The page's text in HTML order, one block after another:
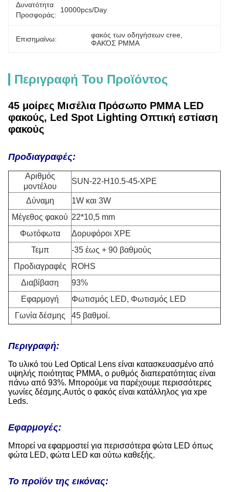
Δυνατότητα
Προσφοράς:
10000pcs/day
Επισημαίνω: φακός των οδηγήσεων cree
ΦΑΚΌΣ PMMA
Περιγραφή Του Προϊόντος
45 μοίρες Μισέλια Πρόσωπο PMMA LED
φακούς, Led Spot Lighting Οπτική εστίαση
φακούς
Προδιαγραφές:
Αριθμός
μοντέλου
SUN-22-H10.5-45-XPE
Δύναμη
1W και 3W
Μέγεθος φακού 22*10,5 mm
Φωτόφωτα
Δορυφόροι XPE
Τεμπ
-35 έως + 90 βαθμούς
Προδιαγραφές
ROHS
Διαβίβαση
93%
Εφαρμογή
Φωτισμός LED, Φωτισμός LED
Γωνία δέσμης
45 βαθμοί.
Περιγραφή:
Το υλικό του Led Optical Lens είναι κατασκευασμένο από
υψηλής ποιότητας PMMA, ο ρυθμός διαπερατότητας είναι
πάνω από 93%. Μπορούμε να παρέχουμε περισσότερες
γωνίες δέσμης.Αυτός ο φακός είναι κατάλληλος για xpe
Leds.
Εφαρμογές:
Μπορεί να εφαρμοστεί για περισσότερα φώτα LED όπως
φώτα LED, φώτα LED και ούτω καθεξής.
Το προϊόν της εικόνας: